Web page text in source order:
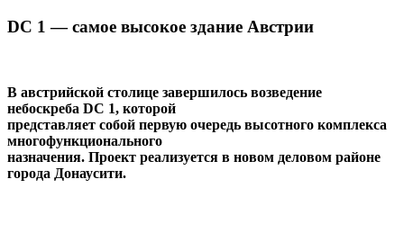
DC 1 — самое высокое здание Австрии
В австрийской столице завершилось возведение
небоскреба DC 1, которой
представляет собой первую очередь высотного комплекса
многофункционального
назначения. Проект реализуется в новом деловом районе
города Донаусити.